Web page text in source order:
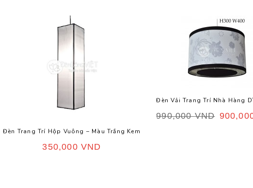
Đèn Trang Trí Hộp Vuông – Màu Trắng Kem
350,000 VND
Đèn Vải Trang Trí Nhà Hàng
990,000VND